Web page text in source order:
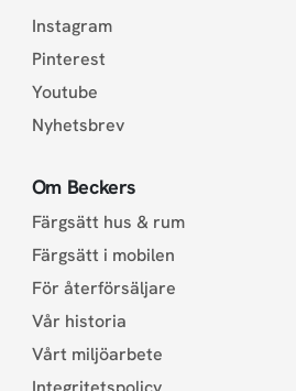
Instagram
Pinterest
Youtube
Nyhetsbrev
Om Beckers
Färgsätt hus & rum
Färgsätt i mobilen
För återförsäljare
Vår historia
Vårt miljöarbete